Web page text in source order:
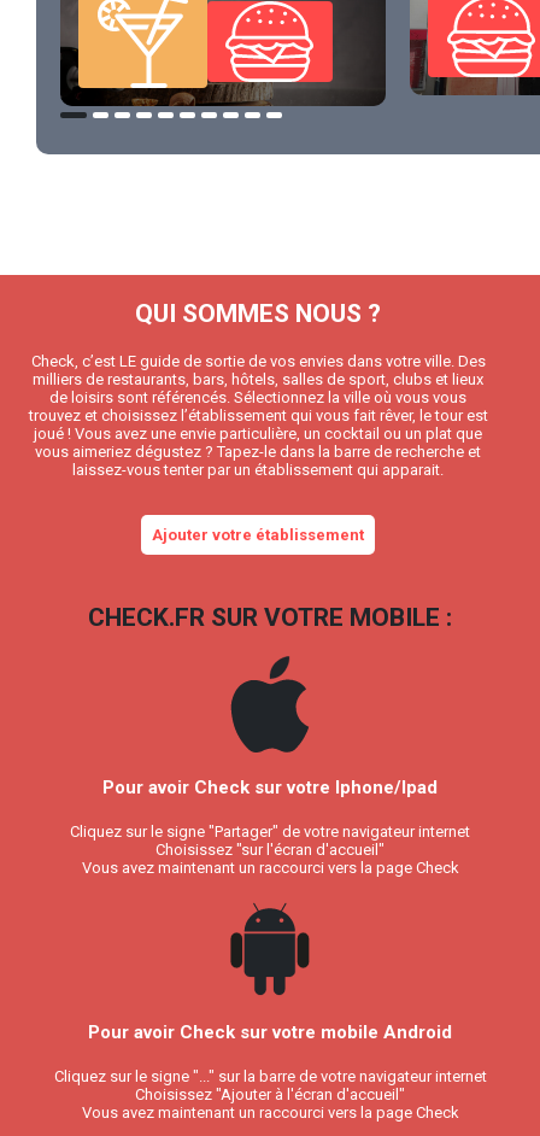
QUI SOMMES NOUS ?
Check, c’est LE guide de sortie de vos envies dans votre ville. Des
milliers de restaurants, bars, hôtels, salles de sport, clubs et lieux
de loisirs sont référencés. Sélectionnez la ville où vous vous
trouvez et choisissez l’établissement qui vous fait rêver, le tour est
joué ! Vous avez une envie particulière, un cocktail ou un plat que
vous aimeriez dégustez ? Tapez-le dans la barre de recherche et
laissez-vous tenter par un établissement qui apparait.
Ajouter votre établissement
CHECK.FR SUR VOTRE MOBILE :
Pour avoir Check sur votre Iphone/Ipad
Cliquez sur le signe "Partager" de votre navigateur internet
Choisissez "sur l'écran d'accueil"
Vous avez maintenant un raccourci vers la page Check
Pour avoir Check sur votre mobile Android
Cliquez sur le signe "..." sur la barre de votre navigateur internet
Choisissez "Ajouter à l'écran d'accueil"
Vous avez maintenant un raccourci vers la page Check